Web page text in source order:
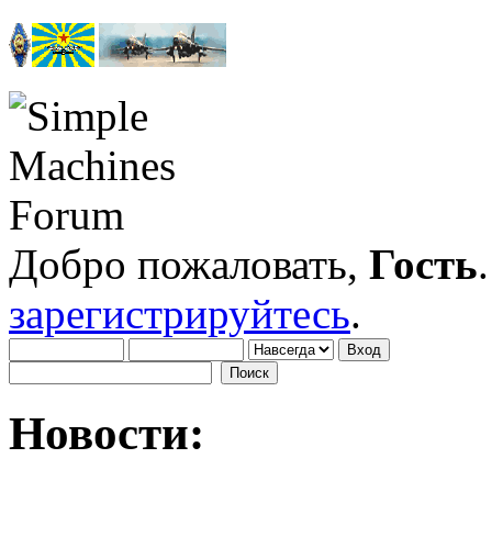
Добро пожаловать, Гость
зарегистрируйтесь.
Новости: